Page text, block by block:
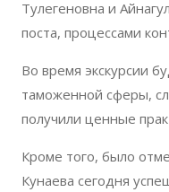
Тулегеновна и
поста, процессами
Во время экскурсии
таможенной сферы,
получили ценные
Кроме того, было
Кунаева сегодня